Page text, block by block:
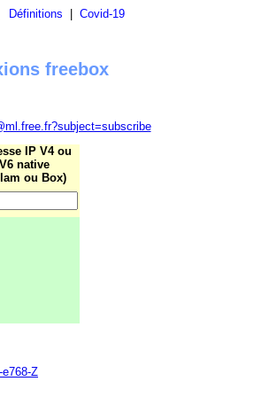
Définitions Covid-19
freebox
IP V4 ou
V6 native
ou Box)
Z